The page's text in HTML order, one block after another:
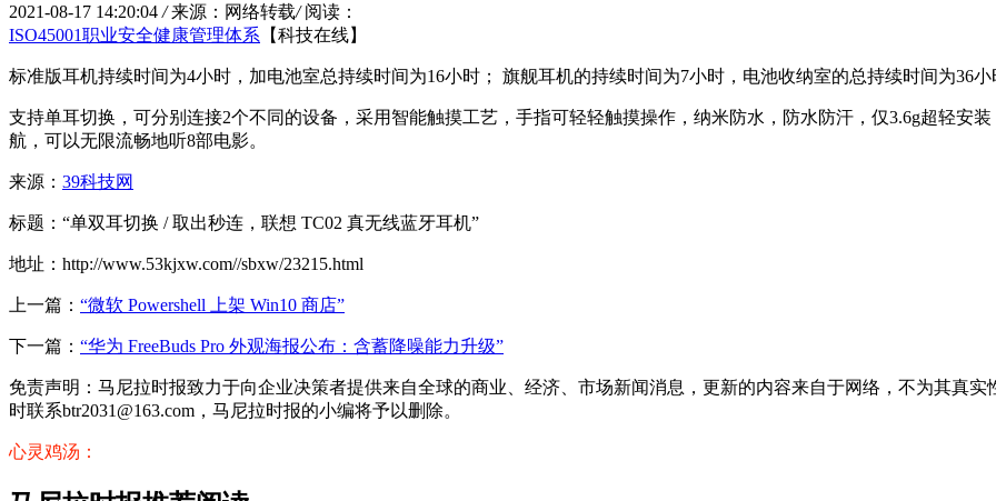
2021-08-17 14:20:04 / 来源：网络转载/ 阅读：
ISO45001职业安全健康管理体系 【科技在线】
标准版耳机持续时间为4小时，加电池室总持续时间为16小时； 旗舰耳机的持续时间为7小时，电池收纳室的总持续时间为36小
支持单耳切换，可分别连接2个不同的设备，采用智能触摸工艺，手指可轻轻触摸操作，纳米防水，防水防汗，仅3.6g超轻安
航，可以无限流畅地听8部电影。
来源： 39科技网
标题：“单双耳切换 / 取出秒连，联想 TC02 真无线蓝牙耳机”
地址：http://www.53kjxw.com//sbxw/23215.html
上一篇： “微软 Powershell 上架 Win10 商店”
下一篇： “华为 FreeBuds Pro 外观海报公布：含蓄降噪能力升级”
免责声明：马尼拉时报致力于向企业决策者提供来自全球的商业、经济、市场新闻消息，更新的内容来自于网络，不为其真
时联系btr2031@163.com，马尼拉时报的小编将予以删除。
心灵鸡汤：